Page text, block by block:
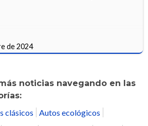
de 2024
noticias navegando en las
clásicos
Autos ecológicos